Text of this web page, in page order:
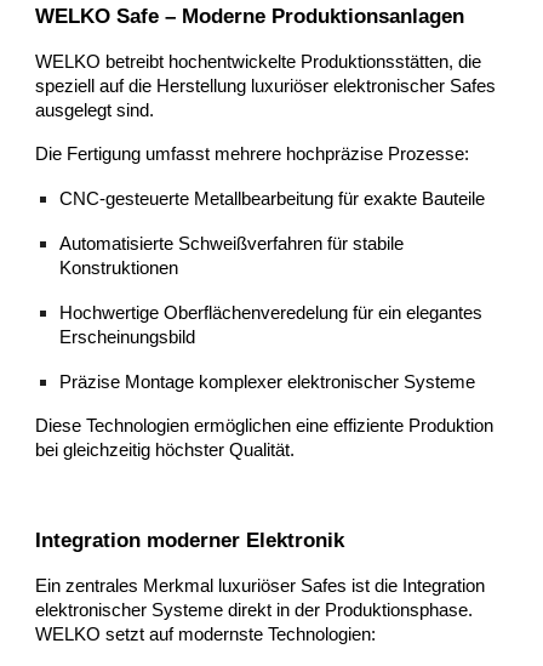
WELKO Safe – Moderne Produktionsanlagen
WELKO betreibt hochentwickelte Produktionsstätten, die
speziell auf die Herstellung luxuriöser elektronischer Safes
ausgelegt sind.
Die Fertigung umfasst mehrere hochpräzise Prozesse:
CNC-gesteuerte Metallbearbeitung für exakte Bauteile
Automatisierte Schweißverfahren für stabile
Konstruktionen
Hochwertige Oberflächenveredelung für ein elegantes
Erscheinungsbild
Präzise Montage komplexer elektronischer Systeme
Diese Technologien ermöglichen eine effiziente Produktion
bei gleichzeitig höchster Qualität.
Integration moderner Elektronik
Ein zentrales Merkmal luxuriöser Safes ist die Integration
elektronischer Systeme direkt in der Produktionsphase.
WELKO setzt auf modernste Technologien: